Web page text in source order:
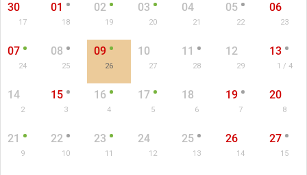
30
17
01
18
02
19
03
20
04
21
05
22
06
23
07
24
08
25
09
26
10
27
11
28
12
29
13
1 / 4
14
2
15
3
16
4
17
5
18
6
19
7
20
8
21
9
22
10
23
11
24
12
25
13
26
14
27
15